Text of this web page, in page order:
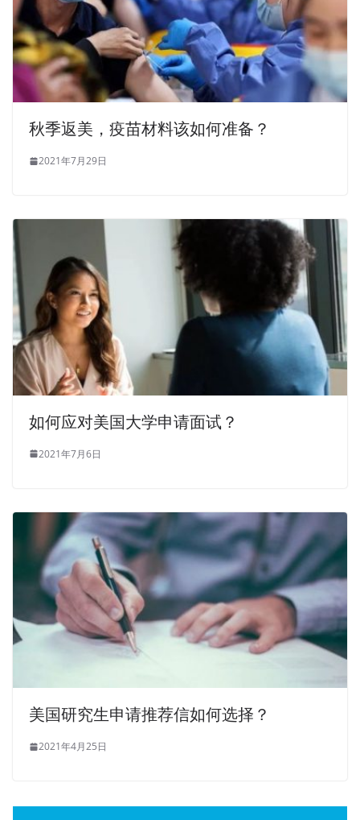
秋季返美，疫苗材料该如何准备？
2021年7月29日
如何应对美国大学申请面试？
2021年7月6日
美国研究生申请推荐信如何选择？
2021年4月25日